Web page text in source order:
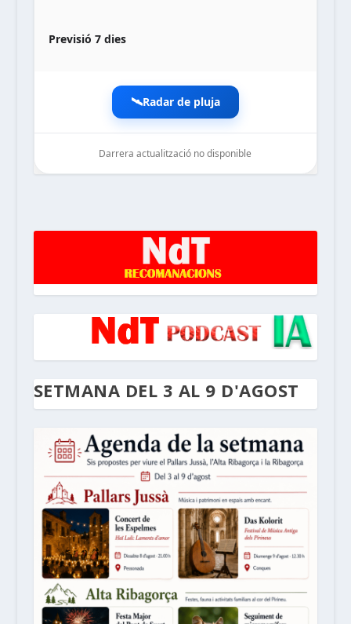
Previsió 7 dies
🛰️Radar de pluja
Darrera actualització no disponible
SETMANA DEL 3 AL 9 D'AGOST